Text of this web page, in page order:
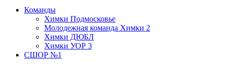
Команды
Химки Подмосковье
Молодежная команда Химки 2
Химки ДЮБЛ
Химки УОР 3
СШОР №1